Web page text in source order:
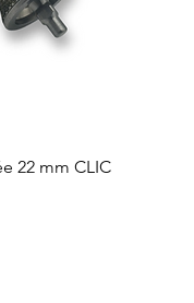
22 mm CLIC